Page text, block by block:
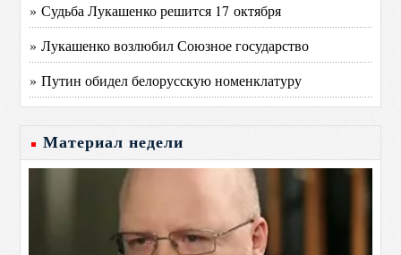
» Судьба Лукашенко решится 17 октября
» Лукашенко возлюбил Союзное государство
» Путин обидел белорусскую номенклатуру
Материал недели